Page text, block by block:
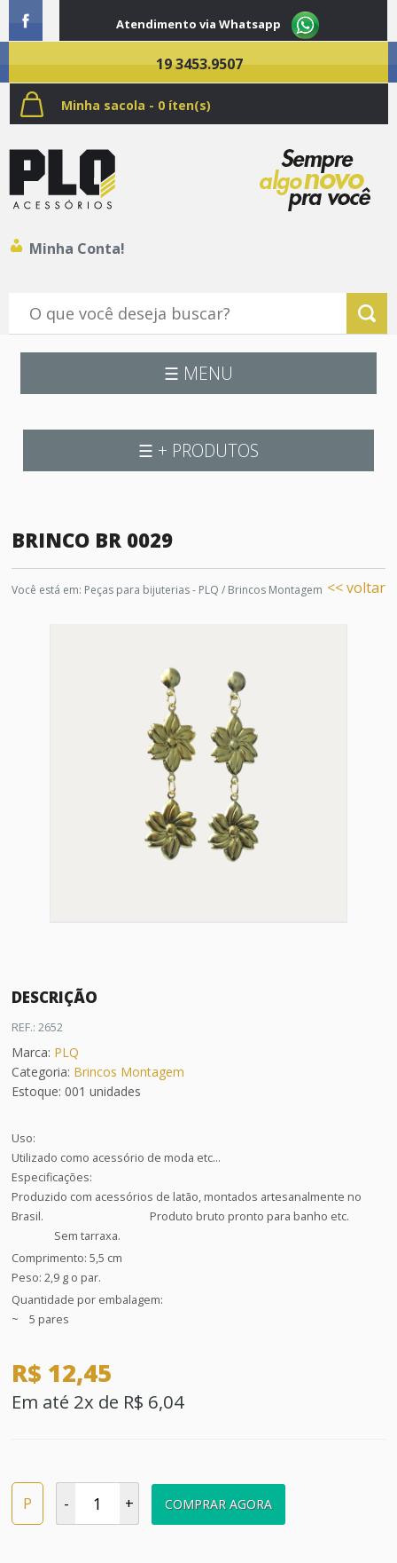
Atendimento via Whatsapp
19 3453.9507
Minha sacola - 0 íten(s)
Minha Conta!
☰ MENU
☰ + PRODUTOS
BRINCO BR 0029
Você está em: Peças para bijuterias - PLQ / Brincos Montagem << voltar
DESCRIÇÃO
REF.: 2652
Marca: PLQ
Categoria: Brincos Montagem
Estoque: 001 unidades
Uso:
Utilizado como acessório de moda etc...
Especificações:
Produzido com acessórios de latão, montados artesanalmente no
Brasil. Produto bruto pronto para banho etc.
Sem tarraxa.
Comprimento: 5,5 cm
Peso: 2,9 g o par.
Quantidade por embalagem:
~ 5 pares
R$ 12,45
Em até 2x de R$ 6,04
P - + COMPRAR AGORA